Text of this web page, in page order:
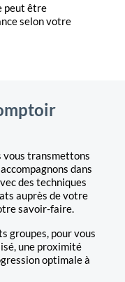
peut être
selon votre
vous transmettons
dans
des techniques
auprès de votre
savoir-faire.
groupes, pour vous
une proximité
optimale à